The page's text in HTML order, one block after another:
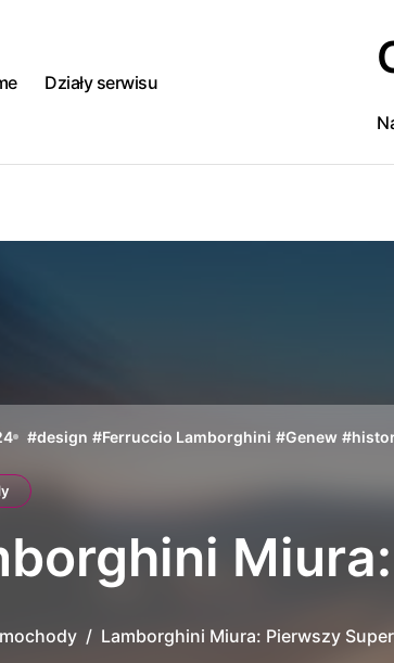
Działy serwisu
#design #Ferruccio Lamborghini #Genew #
Lamborghini Miura: Pierwszy